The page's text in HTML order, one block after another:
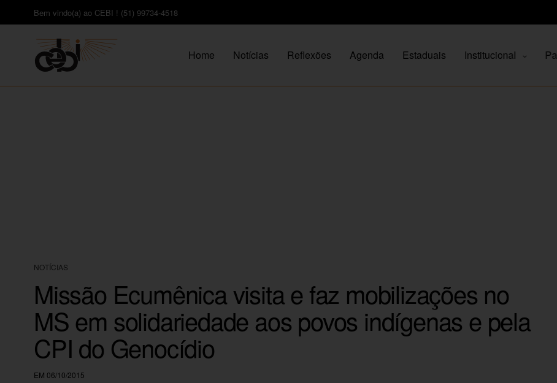
Bem vindo(a) ao CEBI ! (51) 99734-4518
Home Notícias Reflexões Agenda Estaduais Institucional
NOTÍCIAS
Missão Ecumênica visita e faz mobilizações no
MS em solidariedade aos povos indígenas e pela
CPI do Genocídio
EM 06/10/2015